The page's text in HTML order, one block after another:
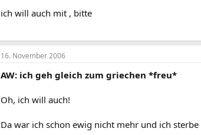
ich will auch mit , bitte
16. November 2006
AW: ich geh gleich zum griechen *freu*
Oh, ich will auch!
Da war ich schon ewig nicht mehr und ich